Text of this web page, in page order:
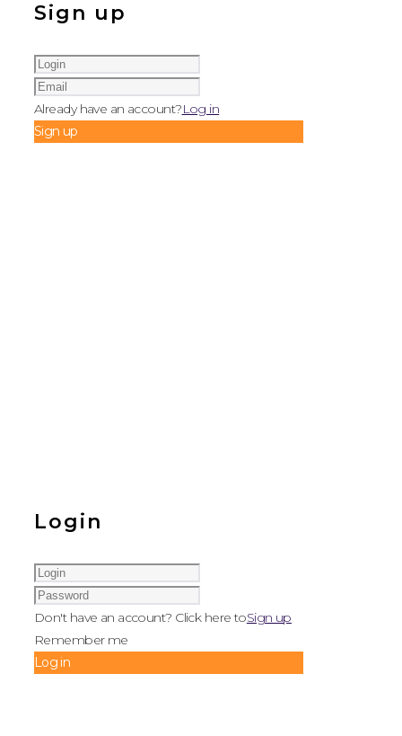
Sign up
Already have an account?Log in
Sign up
Login
Don't have an account? Click here toSign up
Remember me
Log in